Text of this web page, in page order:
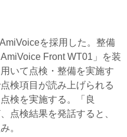
を採用した。整備
Front WT01」を装
いて点検・整備を実施す
検項目が読み上げられる
検を実施する。「良
点検結果を発話すると、
。